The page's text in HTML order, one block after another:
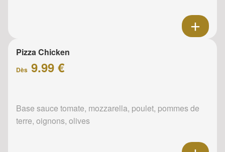
Pizza Chicken
Dès 9.99 €
Base sauce tomate, mozzarella, poulet, pommes de
terre, oignons, olives